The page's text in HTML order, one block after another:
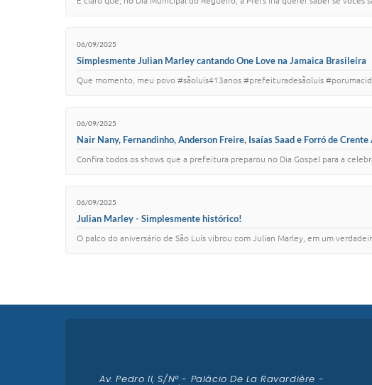
06/09/2025
Simplesmente Julian Marley cantando One Love na Jamaica Brasileira
Que momento, meu povo #sãoluís413anos #prefeituradesãoluís
06/09/2025
Nair Nany, Fernandinho, Anderson Freire, Isaías Saad e Forró de Crente
Confira todos os shows que a prefeitura preparou no Dia Gospel para a
06/09/2025
Julian Marley - Simplesmente histórico!
O palco do aniversário de São Luís vibrou com Julian Marley, em um
Av. Pedro II, S/N° - Palácio De La Ravardière -